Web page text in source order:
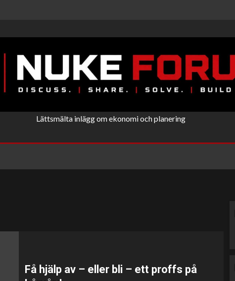
Lättsmälta inlägg om ekonomi och planering
Få hjälp av – eller bli – ett proffs på